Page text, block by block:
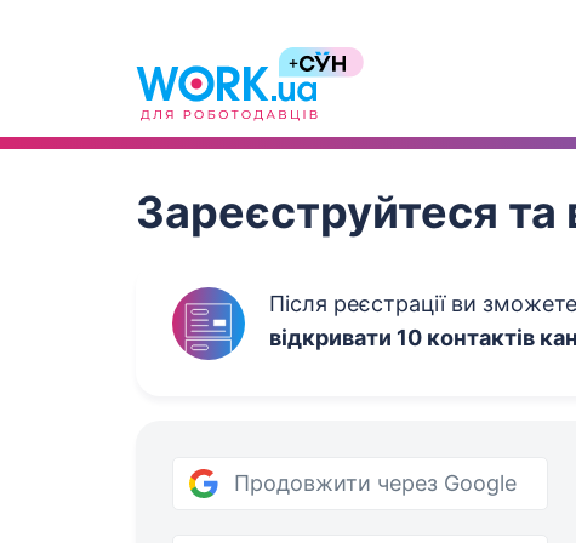
Work.ua
Зареєструйтеся та
Після реєстрації ви зможете
відкривати 10 контактів
Продовжити через Google